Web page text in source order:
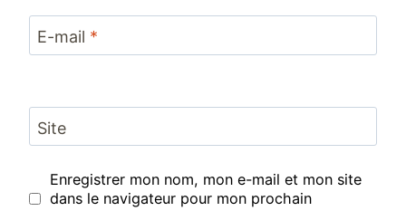
E-mail *
Site
Enregistrer mon nom, mon e-mail et mon site
dans le navigateur pour mon prochain